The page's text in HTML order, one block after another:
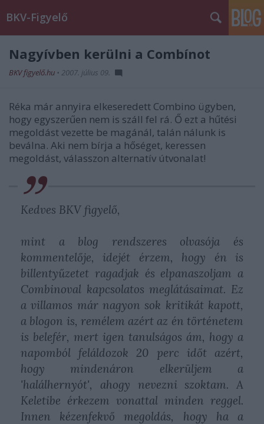
BKV-Figyelő
Nagyívben kerülni a Combínot
BKV figyelő.hu • 2007. július 09.
Réka már annyira elkeseredett Combino ügyben,
hogy egyszerűen nem is száll fel rá. Ő ezt a hűtési
megoldást vezette be magánál, talán nálunk is
beválna. Aki nem bírja a hőséget, keressen
megoldást, válasszon alternatív útvonalat!
Kedves BKV figyelő,
mint a blog rendszeres olvasója és
kommentelője, idejét érzem, hogy én is
billentyűzetet ragadjak és elpanaszoljam a
Combinoval kapcsolatos meglátásaimat. Ez
a villamos már nagyon sok kritikát kapott,
a blogon is, remélem azért az én történetem
is belefér, mert igen tanulságos ám, hogy a
napomból feláldozok 20 perc időt azért,
hogy mindenáron elkerüljem a
'halálhernyót', ahogy nevezni szoktam. A
Keletibe érkezem vonattal minden reggel.
Innen kézenfekvő megoldás, hogy ha a